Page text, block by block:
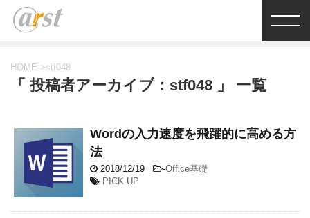
HOME >stf048
「 投稿者アーカイブ：stf048 」 一覧
Wordの入力速度を飛躍的に高める方
法
2018/12/19 -Office基礎
PICK UP